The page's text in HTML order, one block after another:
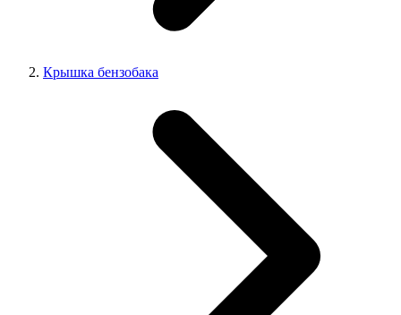
Крышка бензобака